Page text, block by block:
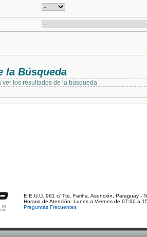
la Búsqueda
ver los resultados de la búsqueda
E.E.U.U. 961 c/ Tte. Fariña. Asunción, Paraguay -
Horario de Atención: Lunes a Viernes de 07:00 a
Preguntas Frecuentes